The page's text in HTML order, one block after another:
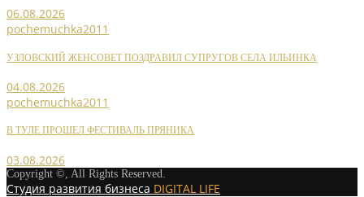
06.08.2026
pochemuchka2011
УЗЛОВСКИЙ ЖЕНСОВЕТ ПОЗДРАВИЛ СУПРУГОВ СЕЛА ИЛЬИНКА
04.08.2026
pochemuchka2011
В ТУЛЕ ПРОШЕЛ ФЕСТИВАЛЬ ПРЯНИКА
03.08.2026
Copyright ©, All Rights Reserved.
Студия развития бизнеса DIGITAL LIFE